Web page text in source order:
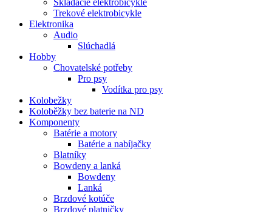
Skladacie elektrobicykle
Trekové elektrobicykle
Elektronika
Audio
Slúchadlá
Hobby
Chovatelské potřeby
Pro psy
Vodítka pro psy
Kolobežky
Koloběžky bez baterie na ND
Komponenty
Batérie a motory
Batérie a nabíjačky
Blatníky
Bowdeny a lanká
Bowdeny
Lanká
Brzdové kotúče
Brzdové platničky